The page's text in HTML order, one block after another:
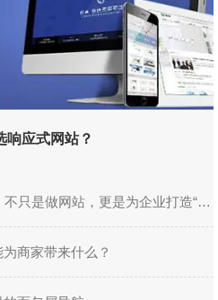
响应式网站？
不只是做网站，更是为企业打造“赚
商家带来什么？